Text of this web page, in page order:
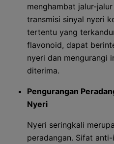
menghambat jalur-
transmisi sinyal nyeri
tertentu yang
flavonoid, dapat
nyeri dan mengurangi
diterima.
Pengurangan
Nyeri
Nyeri seringkali
peradangan. Sifat